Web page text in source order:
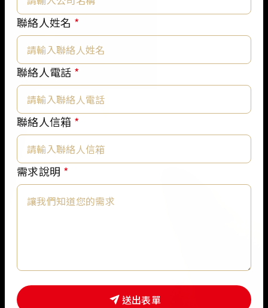
聯絡人姓名 *
聯絡人電話 *
公
司
名
稱
*
聯絡人信箱 *
需求說明 *
送出表單